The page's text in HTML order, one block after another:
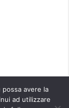
avere la
ad utilizzare